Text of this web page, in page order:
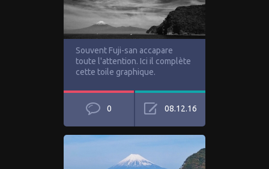
Souvent Fuji-san accapare
toute l'attention. Ici il complète
cette toile graphique.
0 08.12.16